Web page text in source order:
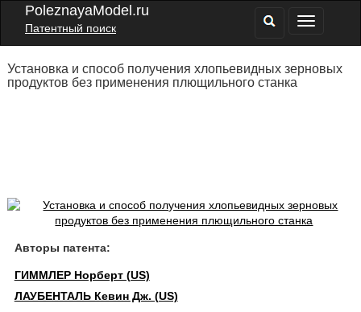
PoleznayaModel.ru
Патентный поиск
Установка и способ получения хлопьевидных зерновых
продуктов без применения плющильного станка
Авторы патента:
ГИММЛЕР Норберт (US)
ЛАУБЕНТАЛЬ Кевин Дж. (US)